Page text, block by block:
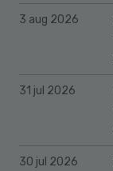
3 aug 2026
31 jul 2026
30 jul 2026